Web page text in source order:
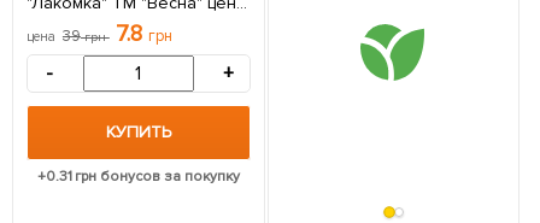
цена 39грн 7.8 грн
- +
КУПИТЬ
+0.31грн бонусов за покупку